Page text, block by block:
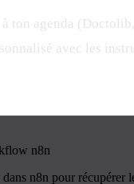
ton agenda
avec les
n8n
n8n pour récupérer